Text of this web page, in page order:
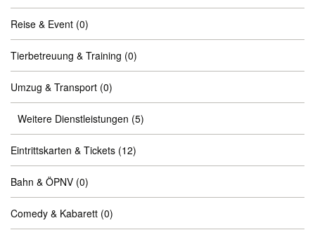
Reise & Event (0)
Tierbetreuung & Training (0)
Umzug & Transport (0)
Weitere Dienstleistungen (5)
Eintrittskarten & Tickets (12)
Bahn & ÖPNV (0)
Comedy & Kabarett (0)